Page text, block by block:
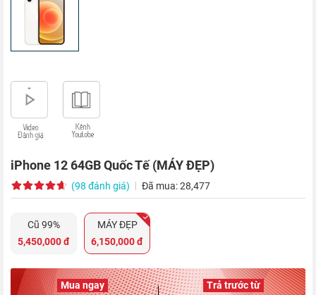
iPhone 12 64GB Quốc Tế (MÁY ĐẸP)
(98 đánh giá) Đã mua: 28,477
Cũ 99%
5,450,000 đ
MÁY ĐẸP
6,150,000 đ
Mua ngay Trả trước từ